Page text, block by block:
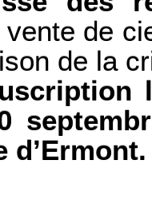
de
de la
d’Ermont.